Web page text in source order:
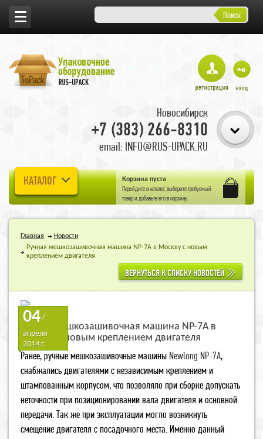
Поиск
Новосибирск
+7 (383) 266-8310
email: INFO@RUS-UPACK.RU
КАТАЛОГ Корзина пуста
Перейдите вкаталог, выберите требуемый
товар и добавьте его в корзину.
Главная
Новости
Ручная мешкозашивочная машина NP-7A в Москву с новым
креплением двигателя
ВЕРНУТЬСЯ К СПИСКУ НОВОСТЕЙ
04/
апреля
2014 г.
Ручная мешкозашивочная машина NP-7A в
Москву с новым креплением двигателя
Ранее, ручные мешкозашивочные машины Newlong NP-7A,
снабжались двигателями с независимым креплением и
штампованным корпусом, что позволяло при сборке допускать
неточности при позиционировании вала двигателя и основной
передачи. Так же при эксплуатации могло возникнуть
смещение двигателя с посадочного места. Именно данный